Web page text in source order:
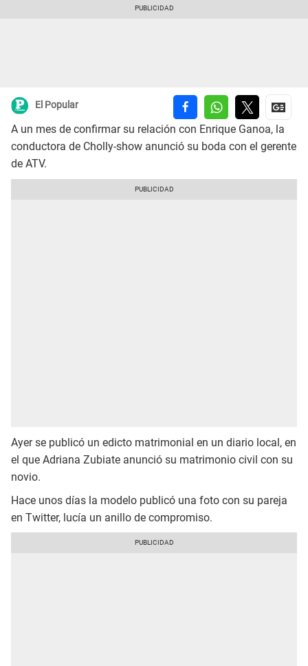
El Popular
A un mes de confirmar su relación con Enrique Ganoa, la
conductora de Cholly-show anunció su boda con el gerente
de ATV.
Ayer se publicó un edicto matrimonial en un diario local, en
el que Adriana Zubiate anunció su matrimonio civil con su
novio.
Hace unos días la modelo publicó una foto con su pareja
en Twitter, lucía un anillo de compromiso.